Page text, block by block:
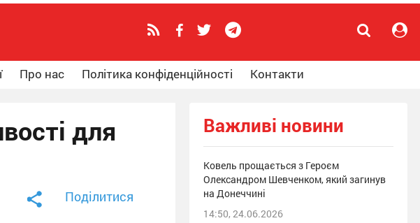
Про нас Політика конфіденційності Контакти
для
Поділитися
Важливі новини
Ковель прощається з Героєм
Олександром Шевченком, який загинув
на Донеччині
14:50, 24.06.2026